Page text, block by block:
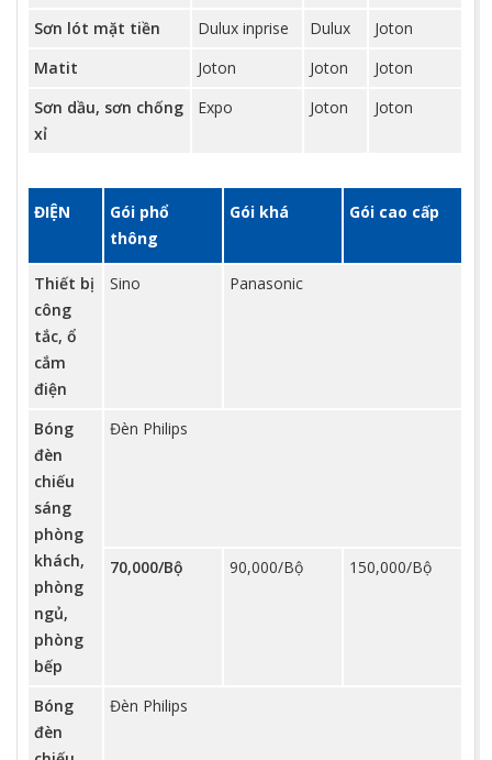
Sơn lót mặt tiền Dulux inprise Dulux
Joton
Matit
Joton Joton
Joton
Sơn dầu, sơn chống
xỉ
Expo Joton Joton
ĐIỆN
Gói phổ
thông
Gói khá Gói cao cấp
Thiết bị
công
tắc, ổ
cắm
điện
Sino Panasonic
Bóng
đèn
chiếu
sáng
phòng
khách,
phòng
ngủ,
phòng
bếp
Đèn Philips
70,000/Bộ 90,000/Bộ 150,000/Bộ
Bóng
đèn
Đèn Philips